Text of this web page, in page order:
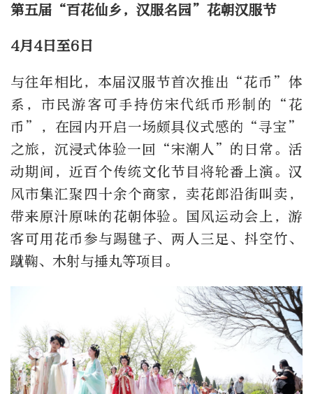
第五届“百花仙乡，汉服名园”花朝汉服节
4月4日至6日
与往年相比，本届汉服节首次推出“花币”体
系，市民游客可手持仿宋代纸币形制的“花
币”，在园内开启一场颇具仪式感的“寻宝”
之旅，沉浸式体验一回“宋潮人”的日常。活
动期间，近百个传统文化节目将轮番上演。汉
风市集汇聚四十余个商家，卖花郎沿街叫卖，
带来原汁原味的花朝体验。国风运动会上，游
客可用花币参与踢毽子、两人三足、抖空竹、
蹴鞠、木射与捶丸等项目。